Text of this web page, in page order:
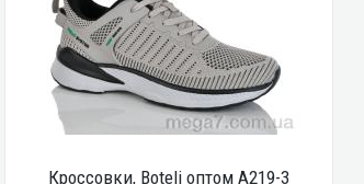
Кроссовки, Boteli оптом A219-3